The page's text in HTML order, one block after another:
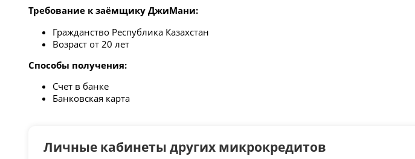
Требование к заёмщику ДжиМани:
Гражданство Республика Казахстан
Возраст от 20 лет
Способы получения:
Счет в банке
Банковская карта
Личные кабинеты других микрокредитов